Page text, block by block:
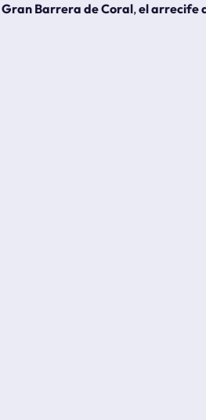
Gran Barrera de Coral,el arrecife